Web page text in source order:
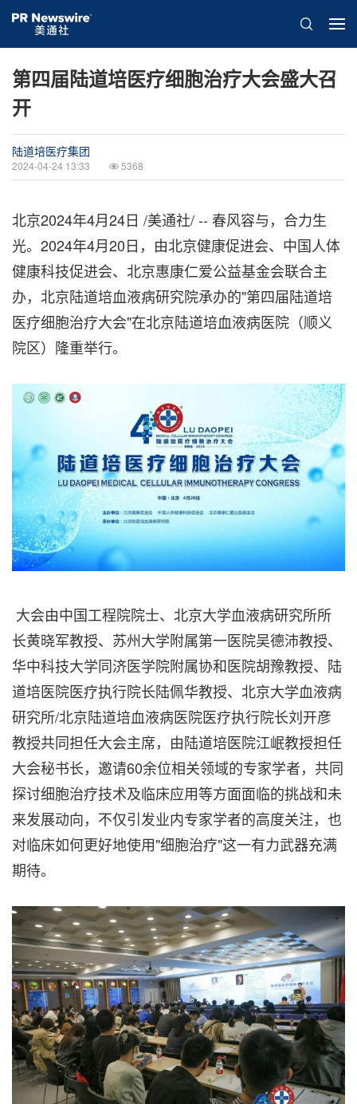
第四届陆道培医疗细胞治疗大会盛大召
开
陆道培医疗集团
2024-04-24 13:33 5368
北京2024年4月24日 /美通社/ -- 春风容与，合力生
光。2024年4月20日，由北京健康促进会、中国人体
健康科技促进会、北京惠康仁爱公益基金会联合主
办，北京陆道培血液病研究院承办的"第四届陆道培
医疗细胞治疗大会"在北京陆道培血液病医院（顺义
院区）隆重举行。
大会由中国工程院院士、北京大学血液病研究所所
长黄晓军教授、苏州大学附属第一医院吴德沛教授、
华中科技大学同济医学院附属协和医院胡豫教授、陆
道培医院医疗执行院长陆佩华教授、北京大学血液病
研究所/北京陆道培血液病医院医疗执行院长刘开彦
教授共同担任大会主席，由陆道培医院江岷教授担任
大会秘书长，邀请60余位相关领域的专家学者，共同
探讨细胞治疗技术及临床应用等方面面临的挑战和未
来发展动向，不仅引发业内专家学者的高度关注，也
对临床如何更好地使用"细胞治疗"这一有力武器充满
期待。